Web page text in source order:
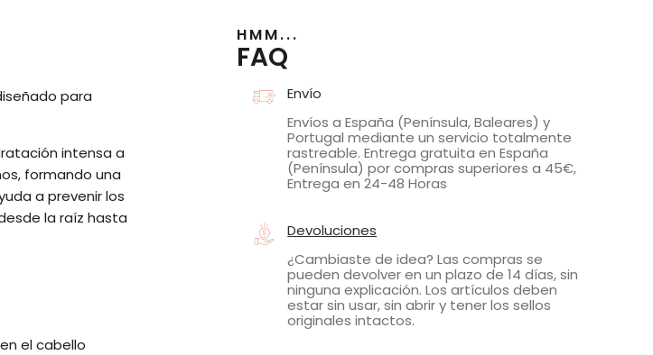
para
intensa a
formando una
a prevenir los
la raíz hasta
el cabello
HMM...
FAQ
Envío
Envíos a España (Península, Baleares) y
Portugal mediante un servicio totalmente
rastreable. Entrega gratuita en España
(Península) por compras superiores a 45€,
Entrega en 24-48 Horas
Devoluciones
¿Cambiaste de idea? Las compras se
pueden devolver en un plazo de 14 días, sin
ninguna explicación. Los artículos deben
estar sin usar, sin abrir y tener los sellos
originales intactos.